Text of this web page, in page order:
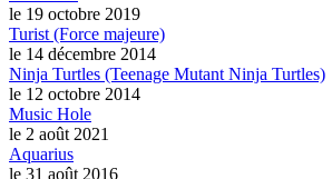
le 19 octobre 2019
Turist (Force majeure)
le 14 décembre 2014
Ninja Turtles (Teenage Mutant Ninja Turtles)
le 12 octobre 2014
Music Hole
le 2 août 2021
Aquarius
le 31 août 2016